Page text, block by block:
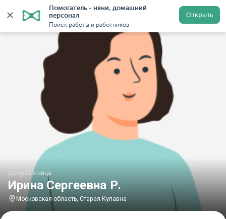
Помогатель - няни, домашний
персонал
Поиск работы и работников
Открыть
Главная Домработницы Домработницы в Московской
Ирина Сергеевна Р.
Домработница
Московская область, Старая Купавна